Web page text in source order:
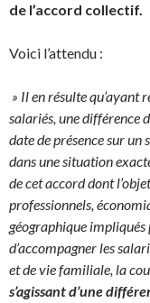
de l’accord collectif.
Voici l’attendu :
» Il en résulte qu’ayant
salariés, une différence
date de présence sur un
dans une situation
de cet accord dont
professionnels,
géographique impliqués
d’accompagner les
et de vie familiale, la
s’agissant d’une